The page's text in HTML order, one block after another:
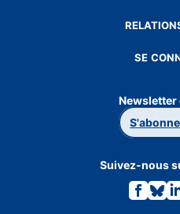
SE
Newsletter
Suivez-nous
Lien
vers
Lien
vers